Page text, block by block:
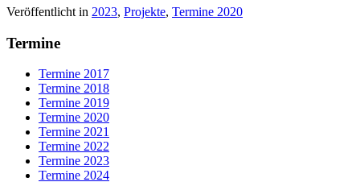
Veröffentlicht in 2023, Projekte, Termine 2020
Termine
Termine 2017
Termine 2018
Termine 2019
Termine 2020
Termine 2021
Termine 2022
Termine 2023
Termine 2024